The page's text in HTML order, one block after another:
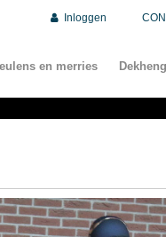
Inloggen
en merries